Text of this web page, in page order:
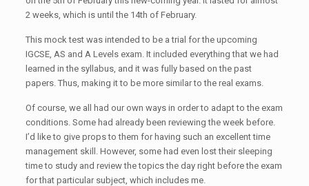
2 weeks, which is until the 14th of February.
This mock test was intended to be a trial for the upcoming
IGCSE, AS and A Levels exam. It included everything that we had
learned in the syllabus, and it was fully based on the past
papers. Thus, making it to be more similar to the real exams.
Of course, we all had our own ways in order to adapt to the exam
conditions. Some had already been reviewing the week before.
I’d like to give props to them for having such an excellent time
management skill. However, some had even lost their sleeping
time to study and review the topics the day right before the exam
for that particular subject, which includes me.